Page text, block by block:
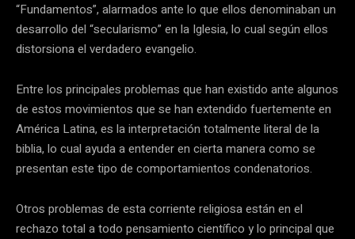
“Fundamentos”, alarmados ante lo que ellos denominaban un
desarrollo del “secularismo” en la Iglesia, lo cual según ellos
distorsiona el verdadero evangelio.
Entre los principales problemas que han existido ante algunos
de estos movimientos que se han extendido fuertemente en
América Latina, es la interpretación totalmente literal de la
biblia, lo cual ayuda a entender en cierta manera como se
presentan este tipo de comportamientos condenatorios.
Otros problemas de esta corriente religiosa están en el
rechazo total a todo pensamiento científico y lo principal que